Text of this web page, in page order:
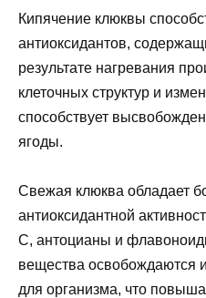
Кипячение клюквы
антиоксидантов,
результате нагревания
клеточных структур и
способствует
ягоды.
Свежая клюква обладает
антиоксидантной
С, антоцианы и
вещества освобождаются
для организма, что